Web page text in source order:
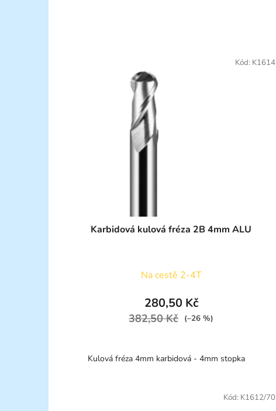
Karbidová kulová fréza 2B 4mm ALU
Na cestě 2-4T
280,50 Kč
382,50 Kč (–26 %)
Kulová fréza 4mm karbidová - 4mm stopka
Kód: K1614
Kód: K1612/70